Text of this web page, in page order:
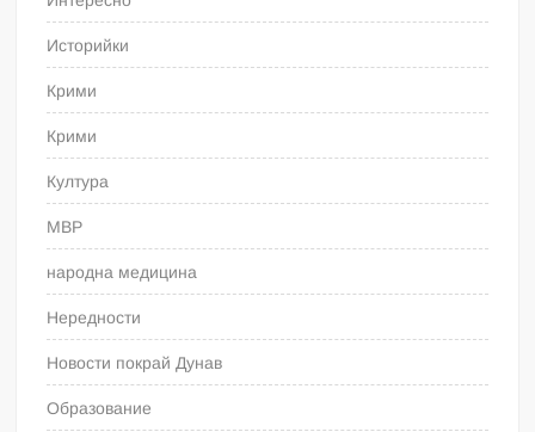
Историйки
Крими
Крими
Култура
МВР
народна медицина
Нередности
Новости покрай Дунав
Образование